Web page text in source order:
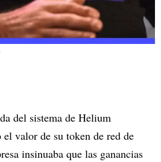
del sistema de Helium
el valor de su token de red de
insinuaba que las ganancias